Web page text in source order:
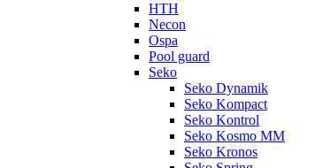
HTH
Necon
Ospa
Pool guard
Seko
Seko Dynamik
Seko Kompact
Seko Kontrol
Seko Kosmo MM
Seko Kronos